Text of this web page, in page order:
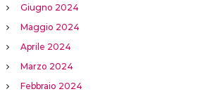
Giugno 2024
Maggio 2024
Aprile 2024
Marzo 2024
Febbraio 2024